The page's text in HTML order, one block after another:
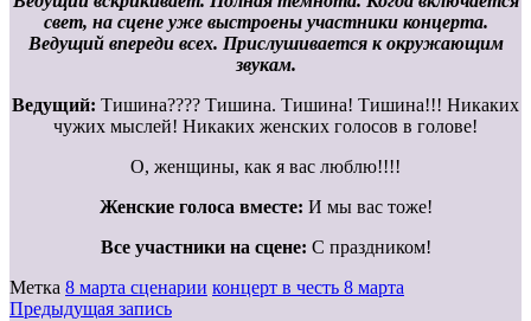
свет, на сцене уже выстроены участники концерта.
Ведущий впереди всех. Прислушивается к окружающим
звукам.
Ведущий: Тишина???? Тишина. Тишина! Тишина!!! Никаких
чужих мыслей! Никаких женских голосов в голове!
О, женщины, как я вас люблю!!!!
Женские голоса вместе: И мы вас тоже!
Все участники на сцене: С праздником!
Метка 8 марта сценарии концерт в честь 8 марта
Предыдущая запись